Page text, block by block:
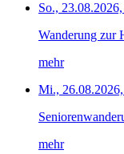
So.,
Wanderung zur
mehr
Mi.,
mehr